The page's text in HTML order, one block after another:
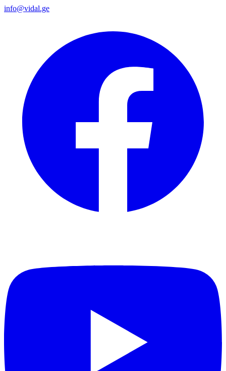
info@vidal.ge